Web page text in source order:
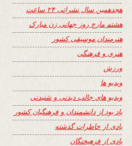
هجدهمین سال نشراتی ۲۴ ساعت
هشتم مارچ روز جهانی زن مبارک
هنرمندان موسیقی کشور
هنری و فرهنگی
ورزش
ویدیو ها
ویدیو های جالب دیدنی و شنیدنی
یاد بود از دانشمندان و فرهنگیان کشور
یادی از خاطرات گذشته
یادی از فرهیختگان